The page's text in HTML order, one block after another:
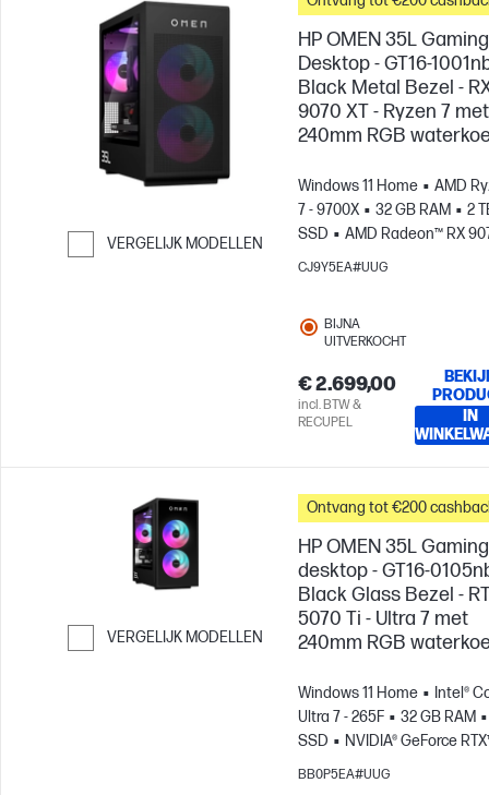
VERGELIJK MODELLEN
Ga verder naar vergelijken
HP OMEN 35L Gaming
Desktop - GT16-
Black Metal Bezel -
9070 XT - Ryzen 7 met
240mm RGB
Windows 11 Home
AMD
7 - 9700X
32 GB RAM
2
SSD
AMD Radeon™ RX
(16 GB)
CJ9Y5EA#UUG
BIJNA
UITVERKOCHT
€ 2.699,00
incl. BTW &
RECUPEL
IN
VERGELIJK MODELLEN
Ontvang tot €200
HP OMEN 35L Gaming
desktop - GT16-
Black Glass Bezel -
5070 Ti - Ultra 7 met
240mm RGB
Windows 11 Home
Intel®
Ultra 7 - 265F
32 GB RAM
SSD
NVIDIA® GeForce
5070 Ti (16 GB)
BB0P5EA#UUG